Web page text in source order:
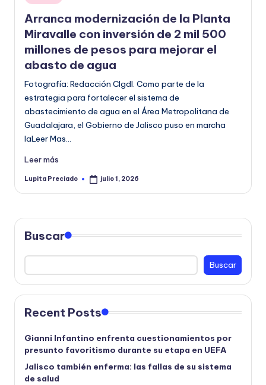
o
r
m
a
ti
v
a
en
Arranca modernización de la Planta
Miravalle con inversión de 2 mil 500
millones de pesos para mejorar el
abasto de agua
Fotografía: Redacción CIgdl. Como parte de la
estrategia para fortalecer el sistema de
abastecimiento de agua en el Área Metropolitana de
Guadalajara, el Gobierno de Jalisco puso en marcha
laLeer Mas…
Leer más
Publicado
Lupita Preciado julio 1, 2026
Buscar
Buscar
Recent Posts
Gianni Infantino enfrenta cuestionamientos por
presunto favoritismo durante su etapa en UEFA
Jalisco también enferma: las fallas de su sistema
de salud